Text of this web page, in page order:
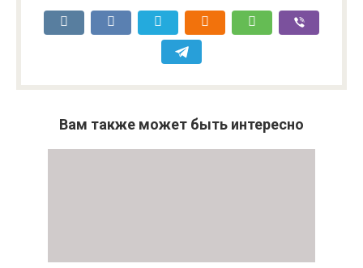
Вам также может быть интересно